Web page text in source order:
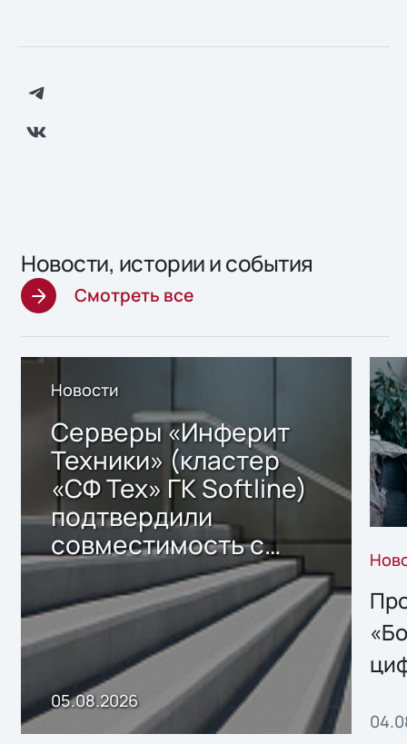
Новости, истории и события
Смотреть все
Новости
Серверы «Инферит
Техники» (кластер
«СФ Тех» ГК Softline)
подтвердили
совместимость с
решением Sharx
Storage 2.x для
хранения данных
05.08.2026